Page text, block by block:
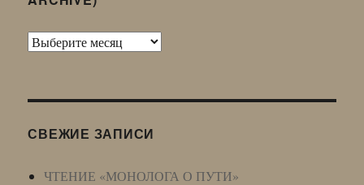
Архив
LJ
СВЕЖИЕ ЗАПИСИ
ЧТЕНИЕ «МОНОЛОГА О ПУТИ»